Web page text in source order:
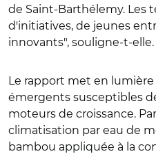
de Saint-Barthélemy. Les
d'initiatives, de jeunes
innovants", souligne-t-elle.
Le rapport met en
émergents susceptibles
moteurs de croissance.
climatisation par eau de
bambou appliquée à la